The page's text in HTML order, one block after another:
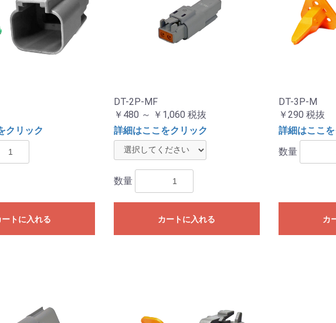
クリック
ートに入れる
DT-2P-MF
￥480 ～ ￥1,060 税抜
詳細はここをクリック
数量
カートに入れる
DT-3P-M
￥290 税抜
詳細はここ
数量
カ